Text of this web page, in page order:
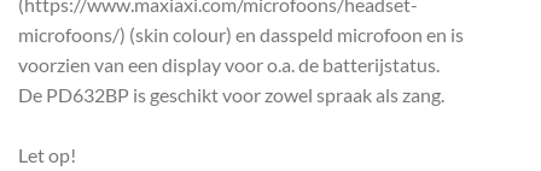
microfoons/) (skin colour) en dasspeld microfoon en is
voorzien van een display voor o.a. de batterijstatus.
De PD632BP is geschikt voor zowel spraak als zang.
Let op!